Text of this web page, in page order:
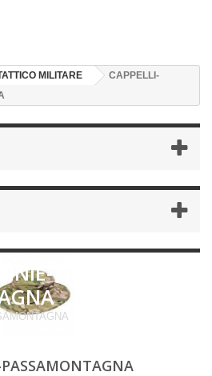
MILITARE
CAPPELLI-